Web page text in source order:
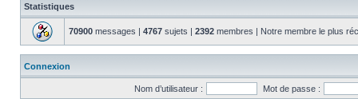
Statistiques
70900 messages | 4767 sujets | 2392 membres | Notre membre le plus
Connexion
Nom d’utilisateur : Mot de passe :